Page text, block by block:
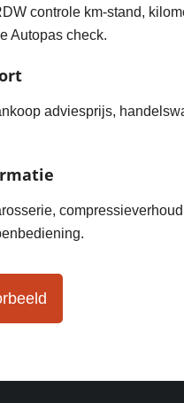
controle km-stand,
Autopas check.
adviesprijs,